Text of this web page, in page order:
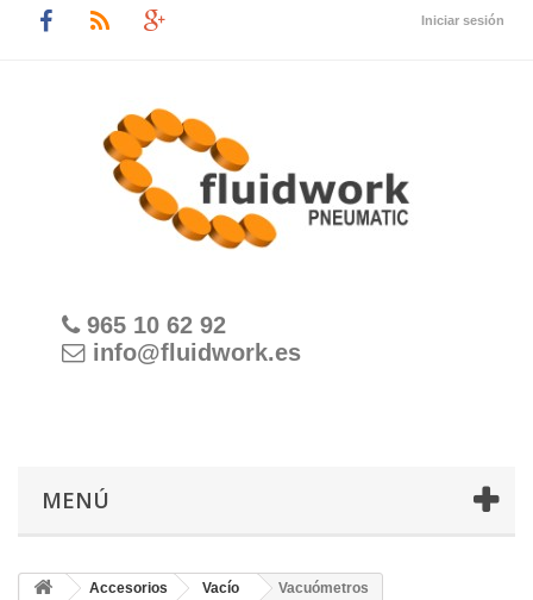
Iniciar sesión
965 10 62 92
info@fluidwork.es
MENÚ
Accesorios Vacío Vacuómetros